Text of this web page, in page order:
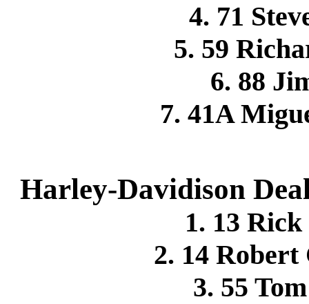
4. 71
5. 59
6. 88
7. 41A
Harley-Davidison
1. 13
2. 14
3. 55